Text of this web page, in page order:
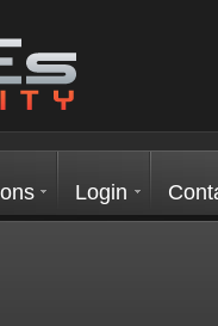
Login